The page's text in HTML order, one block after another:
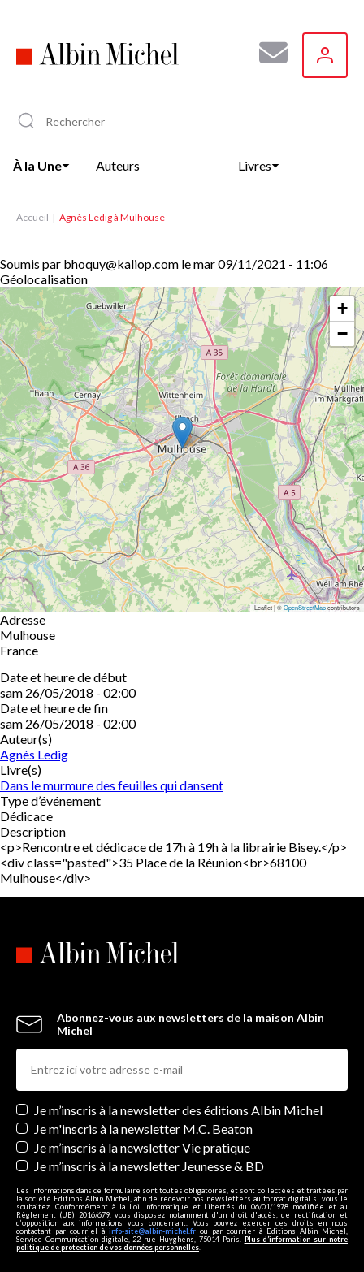
principal
À la Une Auteurs Livres
Accueil Agnès Ledig à Mulhouse
Soumis par bhoquy@kaliop.com lemar 09/11/2021 - 11:06
Géolocalisation
+
−
Leaflet | ©OpenStreetMapcontributors
Adresse
Mulhouse
France
Date et heure de début
sam 26/05/2018 - 02:00
Date et heure de fin
sam 26/05/2018 - 02:00
Auteur(s)
Agnès Ledig
Livre(s)
Dans le murmure des feuilles qui dansent
Type d’événement
Dédicace
Description
<p>Rencontre et dédicace de 17h à 19h à la librairie Bisey.</p>
<div class="pasted">35 Place de la Réunion<br>68100
Mulhouse</div>
Abonnez-vous aux newsletters de la maison Albin
Michel
Newsletters
Je m’inscris à la newsletter des éditions Albin Michel
Je m'inscris à la newsletter M.C. Beaton
Je m’inscris à la newsletter Vie pratique
Je m’inscris à la newsletter Jeunesse & BD
Les informations dans ce formulaire sont toutes obligatoires, et sont collectées et traitées par
la société Editions Albin Michel, afin de recevoir nos newsletters au format digital si vous le
souhaitez. Conformément à la Loi Informatique et Libertés du 06/01/1978 modifiée et au
Règlement (UE) 2016/679, vous disposez notamment d'un droit d'accès, de rectification et
d’opposition aux informations vous concernant. Vous pouvez exercer ces droits en nous
contactant par courriel à info-site@albin-michel.fr ou par courrier à Editions Albin Michel,
Service Communication digitale, 22 rue Huyghens, 75014 Paris. Plus d’information sur notre
politique de protection de vos données personnelles